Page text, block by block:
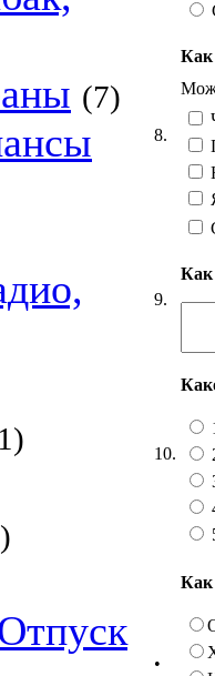
(7)
8.
Как
9.
Как
10.
•
Как